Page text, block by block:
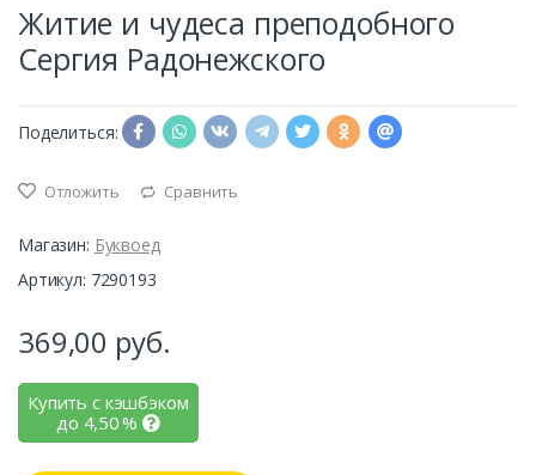
Житие и чудеса преподобного
Сергия Радонежского
Поделиться:
Отложить Сравнить
Магазин: Буквоед
Артикул: 7290193
369,00 руб.
Купить с кэшбэком
до 4,50%